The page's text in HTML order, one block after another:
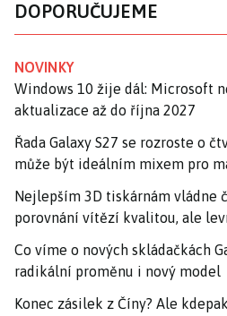
DOPORUČUJEME
NOVINKY
Windows 10 žije dál: Microsoft
aktualizace až do října 2027
Řada Galaxy S27 se rozroste o
může být ideálním mixem pro
Nejlepším 3D tiskárnám vládne
porovnání vítězí kvalitou, ale
Co víme o nových skládačkách
radikální proměnu i nový model
Konec zásilek z Číny? Ale